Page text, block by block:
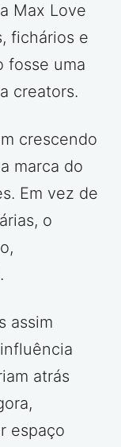
Max Love
fichários e
fosse uma
creators.
crescendo
marca do
Em vez de
o
assim
atrás
espaço